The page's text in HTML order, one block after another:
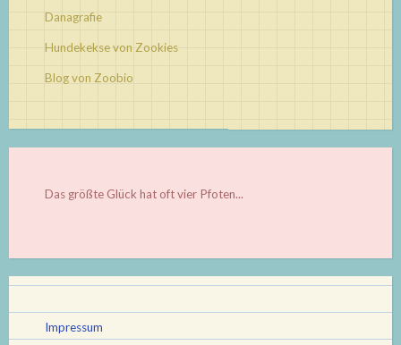
Danagrafie
Hundekekse von Zookies
Blog von Zoobio
Das größte Glück hat oft vier Pfoten...
Impressum